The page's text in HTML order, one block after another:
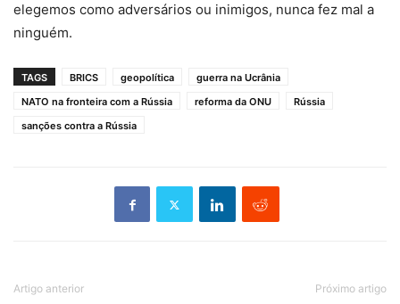
elegemos como adversários ou inimigos, nunca fez mal a
ninguém.
TAGS BRICS geopolítica
guerra na Ucrânia
NATO na fronteira com a Rússia
reforma da ONU
Rússia
sanções contra a Rússia
Artigo anterior Próximo artigo